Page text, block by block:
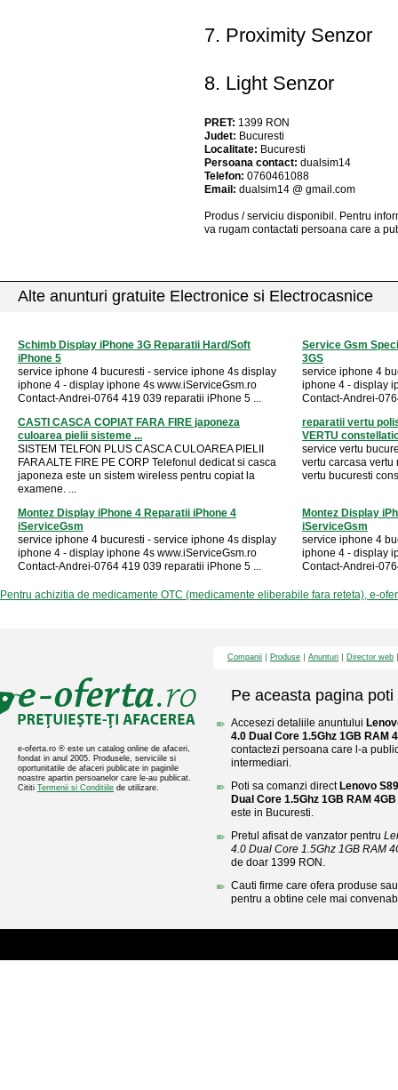
7. Proximity Senzor
8. Light Senzor
PRET: 1399 RON
Judet: Bucuresti
Localitate: Bucuresti
Persoana contact: dualsim14
Telefon: 0760461088
Email: dualsim14 @ gmail.com
Produs / serviciu disponibil . Pentru
va rugam contactati persoana care a
Alte anunturi gratuite Electronice si Electrocasnice
Schimb Display iPhone 3G Reparatii Hard/Soft
iPhone 5
service iphone 4 bucuresti - service iphone 4s display
iphone 4 - display iphone 4s www.iServiceGsm.ro
Contact-Andrei-0764 419 039 reparatii iPhone 5 ...
Service Gsm
3GS
service iphone 4
iphone 4 - display
Contact-Andrei-
CASTI CASCA COPIAT FARA FIRE japoneza
culoarea pielii sisteme ...
SISTEM TELFON PLUS CASCA CULOAREA PIELII
FARA ALTE FIRE PE CORP Telefonul dedicat si casca
japoneza este un sistem wireless pentru copiat la
examene. ...
reparatii vertu
VERTU
service vertu
vertu carcasa
vertu bucuresti
Montez Display iPhone 4 Reparatii iPhone 4
iServiceGsm
service iphone 4 bucuresti - service iphone 4s display
iphone 4 - display iphone 4s www.iServiceGsm.ro
Contact-Andrei-0764 419 039 reparatii iPhone 5 ...
Montez Display
iServiceGsm
service iphone 4
iphone 4 - display
Contact-Andrei-
Pentru achizitia de medicamente OTC (medicamente eliberabile fara reteta), e-
e-oferta.ro ® este un catalog online de afaceri,
fondat in anul 2005. Produsele, serviciile si
oportunitatile de afaceri publicate in paginile
noastre apartin persoanelor care le-au publicat.
Cititi Termenii si Conditiile de utilizare.
Companii Produse Anunturi Director web
Pe aceasta pagina poti
Accesezi detaliile anuntului
4.0 Dual Core 1.5Ghz 1GB RAM
contactezi persoana care l-a
intermediari.
Poti sa comanzi direct Lenovo
Dual Core 1.5Ghz 1GB RAM
este in Bucuresti.
Pretul afisat de vanzator pentru
4.0 Dual Core 1.5Ghz 1GB RAM
de doar 1399 RON.
Cauti firme care ofera produse
pentru a obtine cele mai